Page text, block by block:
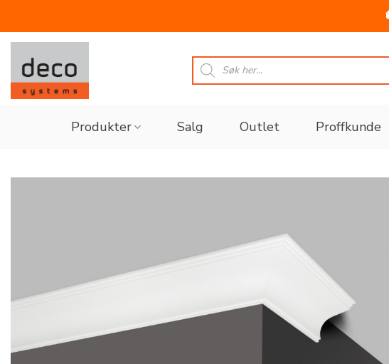
Skip
content
Products
search
Produkter Salg Outlet Proffkunde